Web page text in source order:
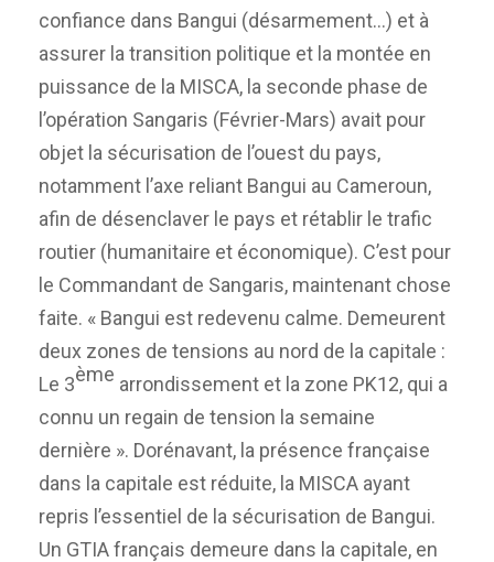
confiance dans Bangui (désarmement…) et à
assurer la transition politique et la montée en
puissance de la MISCA, la seconde phase de
l’opération Sangaris (Février-Mars) avait pour
objet la sécurisation de l’ouest du pays,
notamment l’axe reliant Bangui au Cameroun,
afin de désenclaver le pays et rétablir le trafic
routier (humanitaire et économique). C’est pour
le Commandant de Sangaris, maintenant chose
faite. « Bangui est redevenu calme. Demeurent
deux zones de tensions au nord de la capitale :
Le 3ème arrondissement et la zone PK12, qui a
connu un regain de tension la semaine
dernière ». Dorénavant, la présence française
dans la capitale est réduite, la MISCA ayant
repris l’essentiel de la sécurisation de Bangui.
Un GTIA français demeure dans la capitale, en